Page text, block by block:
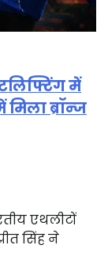
में
मिला ब्रॉन्ज
एथलीटों
सिंह ने